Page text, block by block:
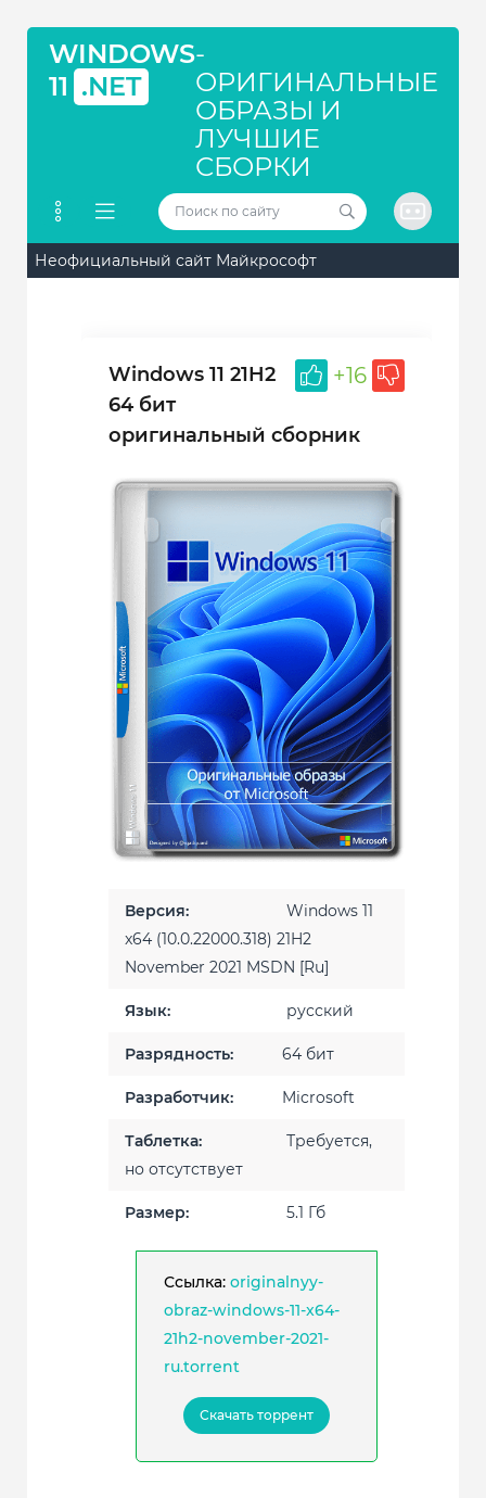
WINDOWS
11 .NET
-
ОРИГИНАЛЬНЫЕ
ОБРАЗЫ И
ЛУЧШИЕ
СБОРКИ
Неофициальный сайт Майкрософт
+16
Windows 11 21H2
64 бит
оригинальный сборник
Версия:
Windows 11
x64 (10.0.22000.318) 21H2
November 2021 MSDN [Ru]
Язык: русский
Разрядность: 64 бит
Разработчик: Microsoft
Таблетка:
Требуется,
но отсутствует
Размер: 5.1 Гб
Ссылка: originalnyy-
obraz-windows-11-x64-
21h2-november-2021-
ru.torrent
Скачать торрент